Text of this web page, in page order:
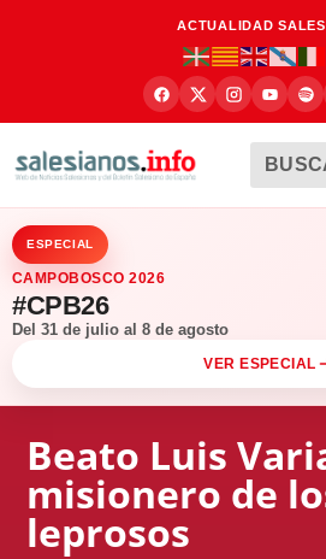
ACTUALIDAD
ESPECIAL
CAMPOBOSCO 2026
#CPB26
Del 31 de julio al 8 de agosto
VER ESPECIAL
Beato Luis
misionero de
leprosos